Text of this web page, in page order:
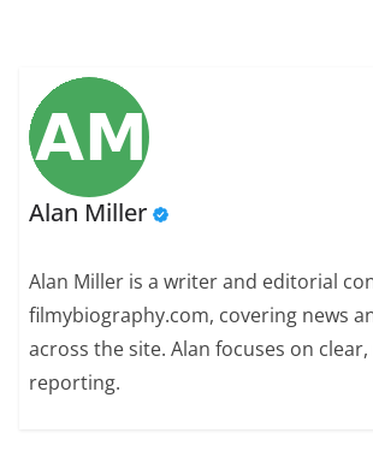
Alan Miller
Alan Miller is a writer and editorial
filmybiography.com, covering news
across the site. Alan focuses on
reporting.